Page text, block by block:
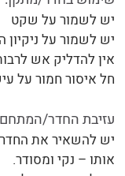
יש לשמור על שקט
יש לשמור על ניקיון
אין להדליק אש
חל איסור חמור על
עזיבת החדר/
יש להשאיר את
אותו – נקי ומסודר.